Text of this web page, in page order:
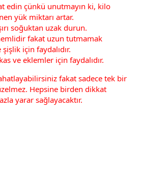
edin çünkü unutmayın ki, kilo
yük miktarı artar.
soğuktan uzak durun.
fakat uzun tutmamak
için faydalıdır.
ve eklemler için faydalıdır.
fakat sadece tek bir
Hepsine birden dikkat
yarar sağlayacaktır.